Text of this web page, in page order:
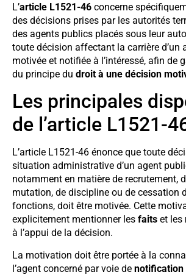
L’article L1521-46 concerne
des décisions prises par les autorités
des agents publics placés sous leur
toute décision affectant la carrière d’un
motivée et notifiée à l’intéressé, afin de
du principe du droit à une décision
Les principales
de l’article L1521-
L’article L1521-46 énonce que toute
situation administrative d’un agent
notamment en matière de recrutement,
mutation, de discipline ou de cessation
fonctions, doit être motivée. Cette
explicitement mentionner les faits et les
à l’appui de la décision.
La motivation doit être portée à la
l’agent concerné par voie de notification